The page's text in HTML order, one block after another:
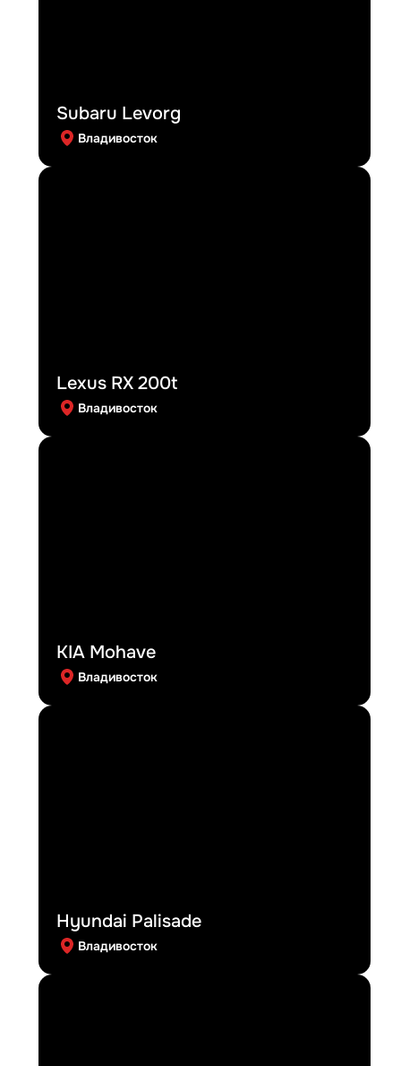
Subaru Levorg
Владивосток
Lexus RX 200t
Владивосток
KIA Mohave
Владивосток
Hyundai Palisade
Владивосток